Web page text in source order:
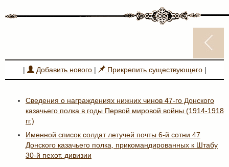
| Добавить нового | Прикрепить существующего|
Сведения о награждениях нижних чинов 47-го Донского
казачьего полка в годы Первой мировой войны (1914-1918
гг.)
Именной список солдат летучей почты 6-й сотни 47
Донского казачьего полка, прикомандированных к Штабу
30-й пехот. дивизии